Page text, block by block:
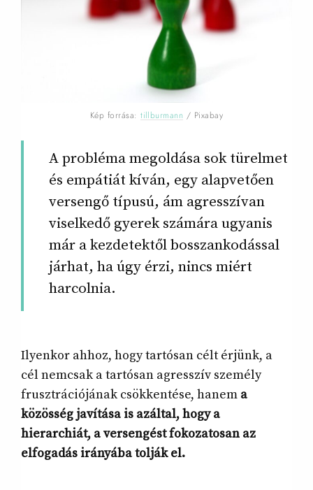
Kép forrása:tillburmann / Pixabay
A probléma megoldása sok türelmet
és empátiát kíván, egy alapvetően
versengő típusú, ám agresszívan
viselkedő gyerek számára ugyanis
már a kezdetektől bosszankodással
járhat, ha úgy érzi, nincs miért
harcolnia.
Ilyenkor ahhoz, hogy tartósan célt érjünk, a
cél nemcsak a tartósan agresszív személy
frusztrációjának csökkentése, hanem a
közösség javítása is azáltal, hogy a
hierarchiát, a versengést fokozatosan az
elfogadás irányába tolják el.